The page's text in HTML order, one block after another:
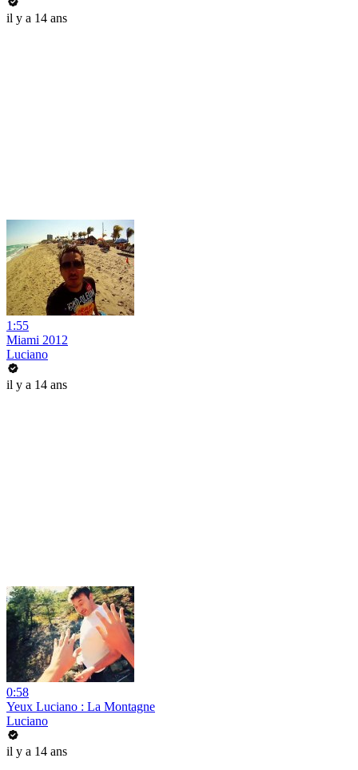
il y a 14 ans
1:55
Miami 2012
Luciano
il y a 14 ans
0:58
Yeux Luciano : La Montagne
Luciano
il y a 14 ans